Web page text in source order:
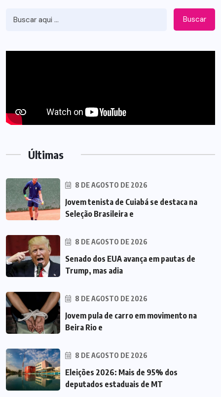
Buscar
Últimas
8 DE AGOSTO DE 2026
Jovem tenista de Cuiabá se destaca na
Seleção Brasileira e
8 DE AGOSTO DE 2026
Senado dos EUA avança em pautas de
Trump, mas adia
8 DE AGOSTO DE 2026
Jovem pula de carro em movimento na
Beira Rio e
8 DE AGOSTO DE 2026
Eleições 2026: Mais de 95% dos
deputados estaduais de MT